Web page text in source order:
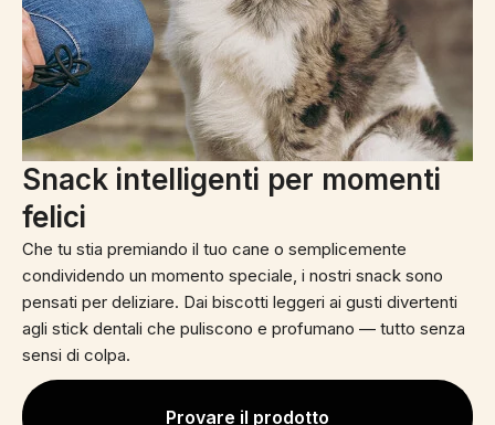
Snack intelligenti per momenti
felici
Che tu stia premiando il tuo cane o semplicemente
condividendo un momento speciale, i nostri snack sono
pensati per deliziare. Dai biscotti leggeri ai gusti divertenti
agli stick dentali che puliscono e profumano — tutto senza
sensi di colpa.
Provare il prodotto